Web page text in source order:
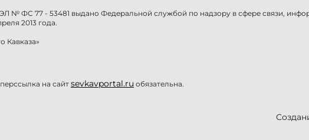
№ ФС 77 - 53481 выдано Федеральной службой по надзору в сфере связи,
2013 года.
Кавказа»
на сайт sevkavportal.ru обязательна.